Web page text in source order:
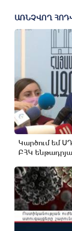
ԱՌՆՉՎՈՂ
Կարծում եմ
ԲՀԿ